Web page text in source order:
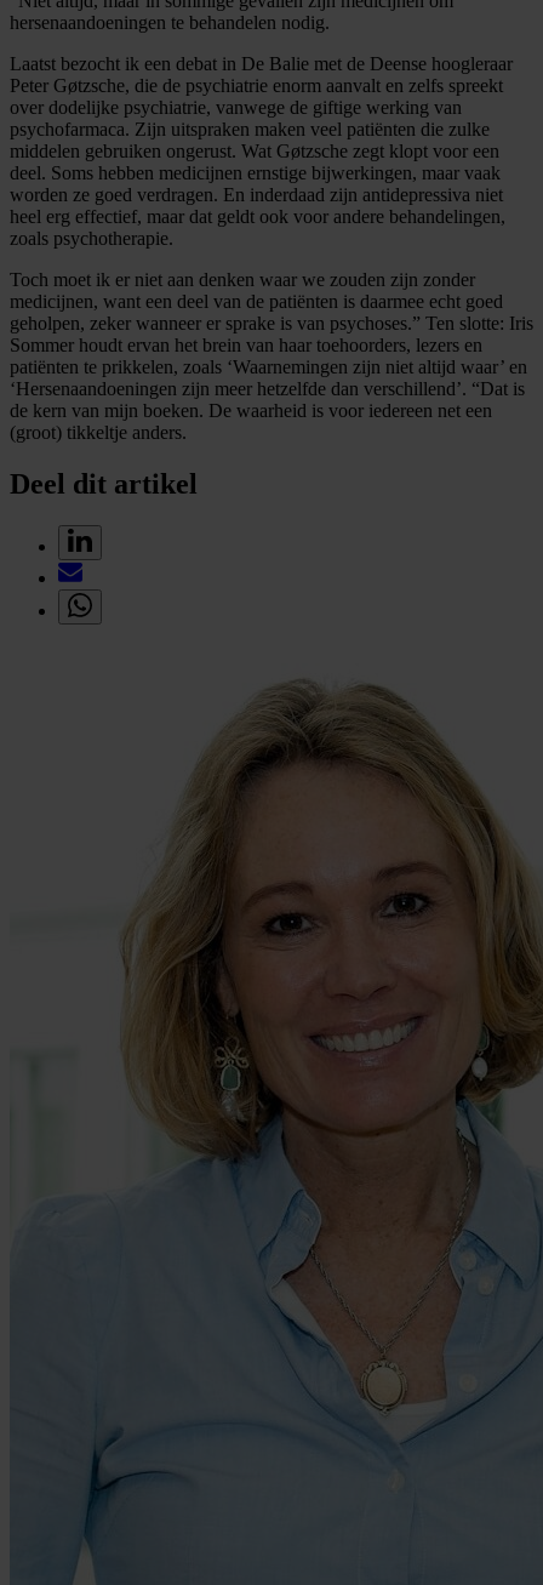
hersenaandoeningen te behandelen nodig.
Laatst bezocht ik een debat in De Balie met de Deense hoogleraar
Peter Gøtzsche, die de psychiatrie enorm aanvalt en zelfs spreekt
over dodelijke psychiatrie, vanwege de giftige werking van
psychofarmaca. Zijn uitspraken maken veel patiënten die zulke
middelen gebruiken ongerust. Wat Gøtzsche zegt klopt voor een
deel. Soms hebben medicijnen ernstige bijwerkingen, maar vaak
worden ze goed verdragen. En inderdaad zijn antidepressiva niet
heel erg effectief, maar dat geldt ook voor andere behandelingen,
zoals psychotherapie.
Toch moet ik er niet aan denken waar we zouden zijn zonder
medicijnen, want een deel van de patiënten is daarmee echt goed
geholpen, zeker wanneer er sprake is van psychoses.” Ten slotte: Iris
Sommer houdt ervan het brein van haar toehoorders, lezers en
patiënten te prikkelen, zoals ‘Waarnemingen zijn niet altijd waar’ en
‘Hersenaandoeningen zijn meer hetzelfde dan verschillend’. “Dat is
de kern van mijn boeken. De waarheid is voor iedereen net een
(groot) tikkeltje anders.
Deel dit artikel